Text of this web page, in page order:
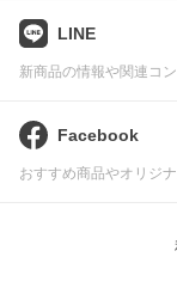
LINE
新商品の情報や関連コ
Facebook
おすすめ商品やオリジ